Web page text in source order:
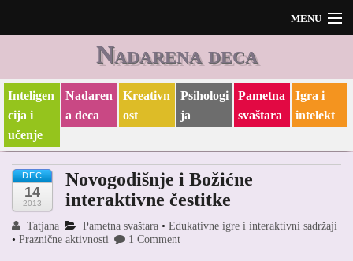
MENU
O meni i O blogu
Nadarena deca
Inteligen
cija i
učenje
Nadaren
a deca
Kreativn
ost
Psihologi
ja
Pametna
svaštara
Igra i
intelekt
DEC
14
2013
Novogodišnje i Božićne
interaktivne čestitke
Tatjana Pametna svaštara •Edukativne igre i interaktivni sadržaji
• Praznične aktivnosti 1 Comment